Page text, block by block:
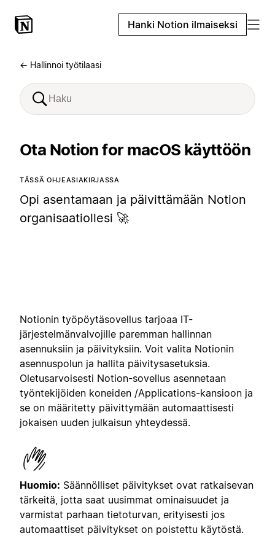
Hanki Notion ilmaiseksi
← Hallinnoi työtilaasi
Ota Notion for macOS käyttöön
TÄSSÄ OHJEASIAKIRJASSA
Opi asentamaan ja päivittämään Notion
organisaatiollesi 🚀
Notionin työpöytäsovellus tarjoaa IT-
järjestelmänvalvojille paremman hallinnan
asennuksiin ja päivityksiin. Voit valita Notionin
asennuspolun ja hallita päivitysasetuksia.
Oletusarvoisesti Notion-sovellus asennetaan
työntekijöiden koneiden /Applications-kansioon ja
se on määritetty päivittymään automaattisesti
jokaisen uuden julkaisun yhteydessä.
Huomio: Säännölliset päivitykset ovat ratkaisevan
tärkeitä, jotta saat uusimmat ominaisuudet ja
varmistat parhaan tietoturvan, erityisesti jos
automaattiset päivitykset on poistettu käytöstä.